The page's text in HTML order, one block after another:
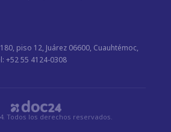
piso 12, Juárez 06600, Cuauhtémoc,
+52 55 4124-0308
Todos los derechos reservados.